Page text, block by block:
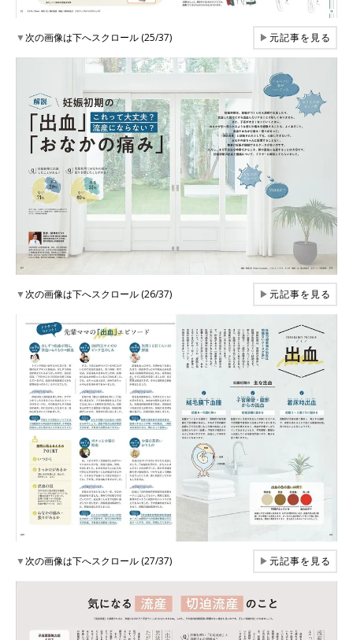
▼次の画像は下へスクロール (25/37) ▶元記事を見る
▼次の画像は下へスクロール (26/37) ▶元記事を見る
▼次の画像は下へスクロール (27/37) ▶元記事を見る